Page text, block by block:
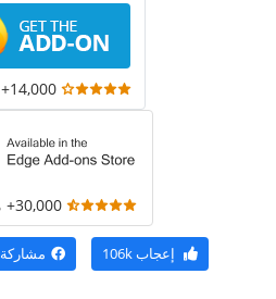
14,000+ مستخدم
30,000+ مستخدم
إعجاب106k مشاركة